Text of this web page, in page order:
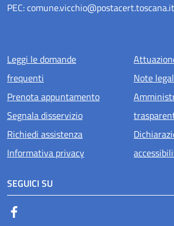
PEC: comune.vicchio@postacert.toscana.it
Menu piè di pagina
Leggi le domande
frequenti
Prenota appuntamento
Segnala disservizio
Richiedi assistenza
Informativa privacy
Note
SEGUICI SU